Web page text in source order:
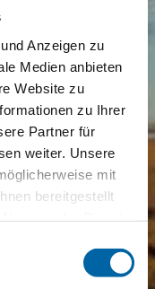
Anzeigen zu
Medien anbieten
Website zu
zu Ihrer
Partner für
weiter. Unsere
mit
bereitgestellt